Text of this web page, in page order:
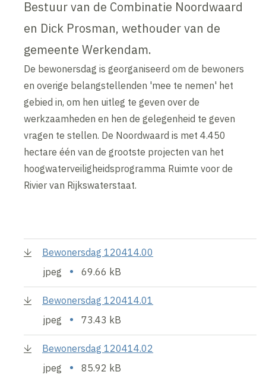
Bestuur van de Combinatie Noordwaard
en Dick Prosman, wethouder van de
gemeente Werkendam.
De bewonersdag is georganiseerd om de bewoners
en overige belangstellenden 'mee te nemen' het
gebied in, om hen uitleg te geven over de
werkzaamheden en hen de gelegenheid te geven
vragen te stellen. De Noordwaard is met 4.450
hectare één van de grootste projecten van het
hoogwaterveiligheidsprogramma Ruimte voor de
Rivier van Rijkswaterstaat.
Bewonersdag 120414.00
jpeg
• 69.66 kB
Bewonersdag 120414.01
jpeg
• 73.43 kB
Bewonersdag 120414.02
jpeg
• 85.92 kB